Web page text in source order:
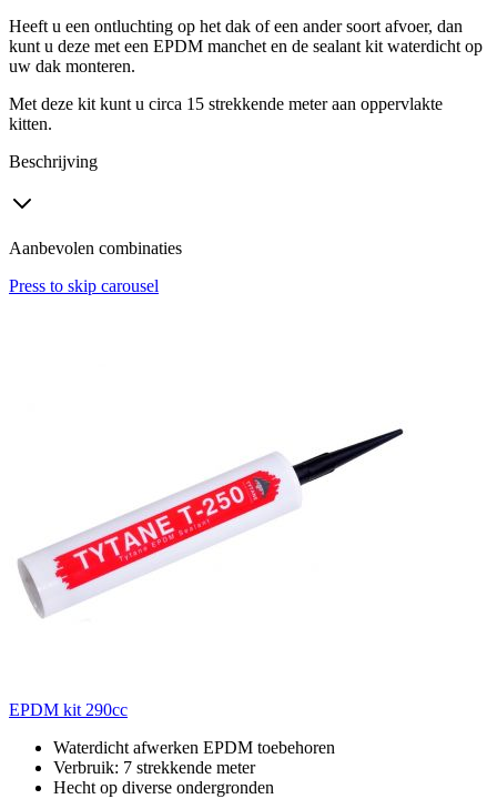
Heeft u een ontluchting op het dak of een ander soort afvoer, dan
kunt u deze met een EPDM manchet en de sealant kit waterdicht op
uw dak monteren.
Met deze kit kunt u circa 15 strekkende meter aan oppervlakte
kitten.
Beschrijving
Aanbevolen combinaties
Press to skip carousel
EPDM kit 290cc
Waterdicht afwerken EPDM toebehoren
Verbruik: 7 strekkende meter
Hecht op diverse ondergronden